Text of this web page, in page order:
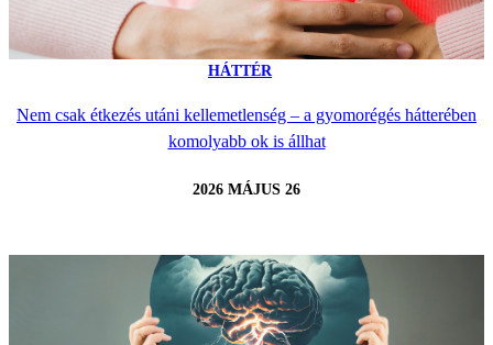
HÁTTÉR
Nem csak étkezés utáni kellemetlenség – a gyomorégés hátterében
komolyabb ok is állhat
2026 MÁJUS 26